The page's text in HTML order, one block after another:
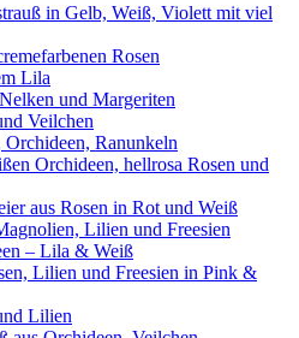
in Gelb, Weiß, Violett mit viel
Rosen
Lila
und Margeriten
Veilchen
Ranunkeln
Orchideen, hellrosa Rosen und
aus Rosen in Rot und Weiß
Lilien und Freesien
– Lila & Weiß
Lilien und Freesien in Pink &
Lilien